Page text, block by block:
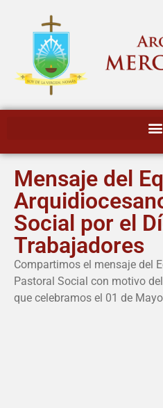
Mensaje del
Social por el
Trabajadores
Compartimos el mensaje del
Pastoral Social con motivo
que celebramos el 01 de